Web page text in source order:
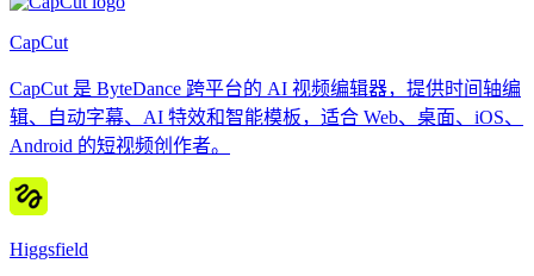
CapCut
CapCut 是 ByteDance 跨平台的 AI 视频编辑器，提供时间轴编
辑、自动字幕、AI 特效和智能模板，适合 Web、桌面、iOS、
Android 的短视频创作者。
Higgsfield